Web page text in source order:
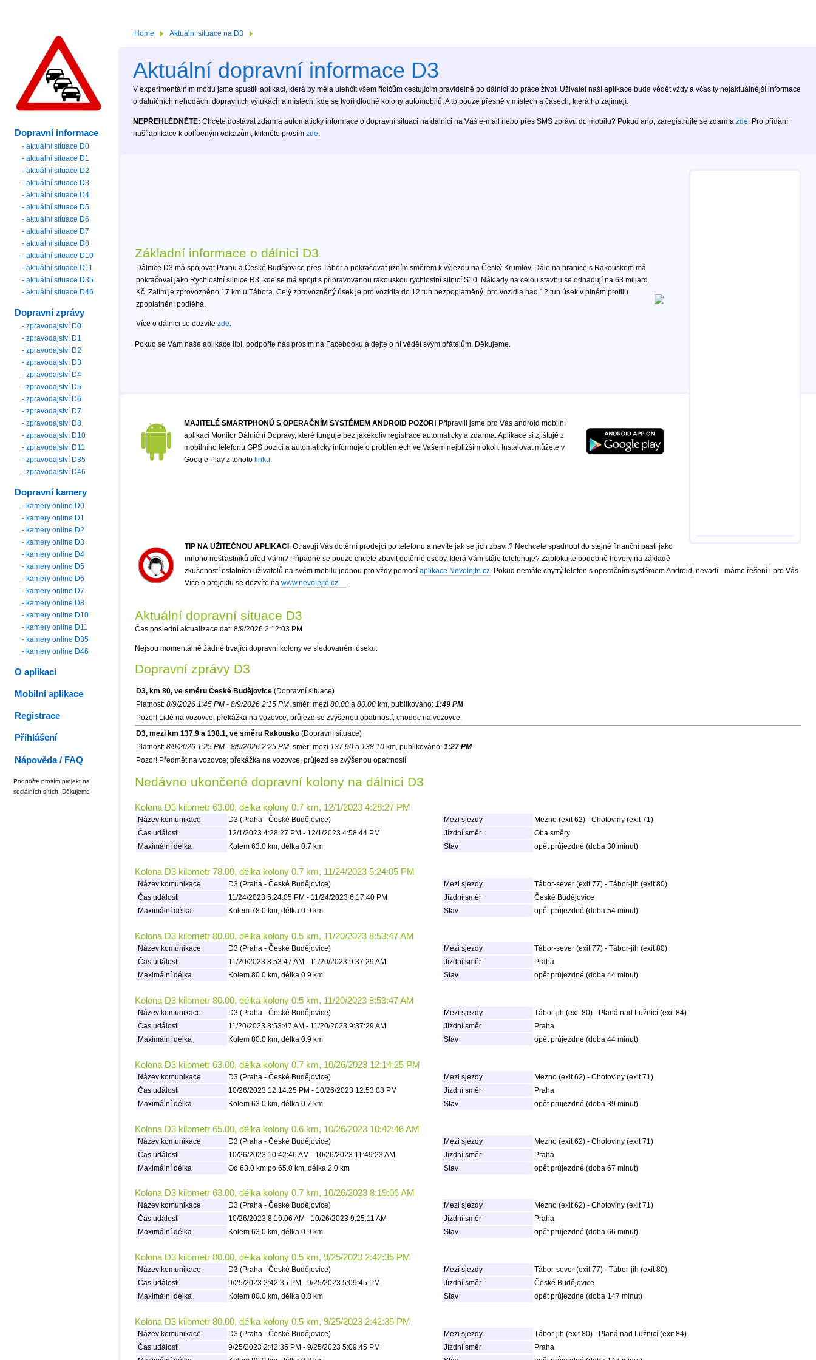
Home Aktuální situace na D3
Aktuální dopravní informace D3
V experimentálním módu jsme spustili aplikaci, která by měla ulehčit všem řidičům cestujícím pravidelně po dálnici do práce život. Uživatel naší aplikace bude vědět vždy a včas ty nejaktuálnější informace
o dálničních nehodách, dopravních výlukách a místech, kde se tvoří dlouhé kolony automobilů. A to pouze přesně v místech a časech, která ho zajímají.
NEPŘEHLÉDNĚTE: Chcete dostávat zdarma automaticky informace o dopravní situaci na dálnici na Váš e-mail nebo přes SMS zprávu do mobilu? Pokud ano, zaregistrujte se zdarma zde . Pro přidání
naší aplikace k oblíbeným odkazům, klikněte prosím zde
Základní informace o dálnici D3
Dálnice D3 má spojovat Prahu a České Budějovice přes Tábor a pokračovat jižním směrem k výjezdu na Český Krumlov. Dále na hranice s Rakouskem má
pokračovat jako Rychlostní silnice R3, kde se má spojit s připravovanou rakouskou rychlostní silnicí S10. Náklady na celou stavbu se odhadují na 63 miliard
Kč. Zatím je zprovozněno 17 km u Tábora. Celý zprovozněný úsek je pro vozidla do 12 tun nezpoplatněný, pro vozidla nad 12 tun úsek v plném profilu
zpoplatnění podléhá.
Více o dálnici se dozvíte zde.
Pokud se Vám naše aplikace líbí, podpořte nás prosím na Facebooku a dejte o ní vědět svým přátelům. Děkujeme.
MAJITELÉ SMARTPHONŮ S OPERAČNÍM SYSTÉMEM ANDROID POZOR! Připravili jsme pro Vás android mobilní
aplikaci Monitor Dálniční Dopravy, které funguje bez jakékoliv registrace automaticky a zdarma. Aplikace si zjištujě z
mobilního telefonu GPS pozici a automaticky informuje o problémech ve Vašem nejbližším okolí. Instalovat můžete v
Google Play z tohoto linku.
TIP NA UŽITEČNOU APLIKACI: Otravují Vás dotěrní prodejci po telefonu a nevíte jak se jich zbavit? Nechcete spadnout do stejné finanční pasti jako
mnoho nešťastníků před Vámi? Případně se pouze chcete zbavit dotěrné osoby, která Vám stále telefonuje? Zablokujte podobné hovory na základě
zkušeností ostatních uživatelů na svém mobilu jednou pro vždy pomocíaplikace Nevolejte.cz . Pokud nemáte chytrý telefon s operačním systémem Android, nevadí - máme řešení i pro Vás.
Více o projektu se dozvíte nawww.nevolejte.cz
Aktuální dopravní situace D3
Čas poslední aktualizace dat: 8/9/2026 2:12:03 PM
Nejsou momentálně žádné trvající dopravní kolony ve sledovaném úseku.
Dopravní zprávy D3
D3, km 80, ve směru České Budějovice(Dopravní situace)
Platnost: 8/9/2026 1:45 PM - 8/9/2026 2:15 PM, směr: mezi 80.00a 80.00km, publikováno: 1:49 PM
Pozor! Lidé na vozovce; překážka na vozovce, průjezd se zvýšenou opatrností; chodec na vozovce.
D3, mezi km 137.9 a 138.1, ve směru Rakousko(Dopravní situace)
Platnost: 8/9/2026 1:25 PM - 8/9/2026 2:25 PM, směr: mezi 137.90a 138.10km, publikováno: 1:27 PM
Pozor! Předmět na vozovce; překážka na vozovce, průjezd se zvýšenou opatrností
Nedávno ukončené dopravní kolony na dálnici D3
Kolona D3 kilometr 63.00, délka kolony 0.7 km, 12/1/2023 4:28:27 PM
Název komunikace D3 (Praha - České Budějovice) Mezi sjezdy
Mezno (exit 62) - Chotoviny (exit 71)
Čas události
12/1/2023 4:28:27 PM - 12/1/2023 4:58:44 PM Jízdní směr
Oba směry
Maximální délka
Kolem 63.0 km, délka 0.7 km Stav opět průjezdné (doba 30 minut)
Kolona D3 kilometr 78.00, délka kolony 0.7 km, 11/24/2023 5:24:05 PM
Název komunikace D3 (Praha - České Budějovice) Mezi sjezdy
Tábor-sever (exit 77) - Tábor-jih (exit 80)
Čas události
11/24/2023 5:24:05 PM - 11/24/2023 6:17:40 PM Jízdní směr
České Budějovice
Maximální délka
Kolem 78.0 km, délka 0.9 km Stav opět průjezdné (doba 54 minut)
Kolona D3 kilometr 80.00, délka kolony 0.5 km, 11/20/2023 8:53:47 AM
Název komunikace D3 (Praha - České Budějovice) Mezi sjezdy
Tábor-sever (exit 77) - Tábor-jih (exit 80)
Čas události
11/20/2023 8:53:47 AM - 11/20/2023 9:37:29 AM Jízdní směr
Praha
Maximální délka
Kolem 80.0 km, délka 0.9 km Stav opět průjezdné (doba 44 minut)
Kolona D3 kilometr 80.00, délka kolony 0.5 km, 11/20/2023 8:53:47 AM
Název komunikace D3 (Praha - České Budějovice) Mezi sjezdy
Tábor-jih (exit 80) - Planá nad Lužnicí (exit 84)
Čas události
11/20/2023 8:53:47 AM - 11/20/2023 9:37:29 AM Jízdní směr
Praha
Maximální délka
Kolem 80.0 km, délka 0.9 km Stav opět průjezdné (doba 44 minut)
Kolona D3 kilometr 63.00, délka kolony 0.7 km, 10/26/2023 12:14:25 PM
Název komunikace D3 (Praha - České Budějovice) Mezi sjezdy
Mezno (exit 62) - Chotoviny (exit 71)
Čas události
10/26/2023 12:14:25 PM - 10/26/2023 12:53:08 PM Jízdní směr
Praha
Maximální délka
Kolem 63.0 km, délka 0.7 km Stav opět průjezdné (doba 39 minut)
Kolona D3 kilometr 65.00, délka kolony 0.6 km, 10/26/2023 10:42:46 AM
Název komunikace D3 (Praha - České Budějovice) Mezi sjezdy
Mezno (exit 62) - Chotoviny (exit 71)
Čas události
10/26/2023 10:42:46 AM - 10/26/2023 11:49:23 AM Jízdní směr
Praha
Maximální délka
Od 63.0 km po 65.0 km, délka 2.0 km Stav opět průjezdné (doba 67 minut)
Kolona D3 kilometr 63.00, délka kolony 0.7 km, 10/26/2023 8:19:06 AM
Název komunikace D3 (Praha - České Budějovice) Mezi sjezdy
Mezno (exit 62) - Chotoviny (exit 71)
Čas události
10/26/2023 8:19:06 AM - 10/26/2023 9:25:11 AM Jízdní směr
Praha
Maximální délka
Kolem 63.0 km, délka 0.9 km Stav opět průjezdné (doba 66 minut)
Kolona D3 kilometr 80.00, délka kolony 0.5 km, 9/25/2023 2:42:35 PM
Název komunikace D3 (Praha - České Budějovice) Mezi sjezdy
Tábor-sever (exit 77) - Tábor-jih (exit 80)
Čas události
9/25/2023 2:42:35 PM - 9/25/2023 5:09:45 PM Jízdní směr
České Budějovice
Maximální délka
Kolem 80.0 km, délka 0.8 km Stav opět průjezdné (doba 147 minut)
Kolona D3 kilometr 80.00, délka kolony 0.5 km, 9/25/2023 2:42:35 PM
Název komunikace D3 (Praha - České Budějovice) Mezi sjezdy
Tábor-jih (exit 80) - Planá nad Lužnicí (exit 84)
Čas události
9/25/2023 2:42:35 PM - 9/25/2023 5:09:45 PM Jízdní směr
Praha
Dopravní informace
- aktuální situace D0
- aktuální situace D1
- aktuální situace D2
- aktuální situace D3
- aktuální situace D4
- aktuální situace D5
- aktuální situace D6
- aktuální situace D7
- aktuální situace D8
- aktuální situace D10
- aktuální situace D11
- aktuální situace D35
- aktuální situace D46
Dopravní zprávy
- zpravodajství D0
- zpravodajství D1
- zpravodajství D2
- zpravodajství D3
- zpravodajství D4
- zpravodajství D5
- zpravodajství D6
- zpravodajství D7
- zpravodajství D8
- zpravodajství D10
- zpravodajství D11
- zpravodajství D35
- zpravodajství D46
Dopravní kamery
- kamery online D0
- kamery online D1
- kamery online D2
- kamery online D3
- kamery online D4
- kamery online D5
- kamery online D6
- kamery online D7
- kamery online D8
- kamery online D10
- kamery online D11
- kamery online D35
- kamery online D46
O aplikaci
Mobilní aplikace
Registrace
Přihlášení
Nápověda / FAQ
Podpořte prosím projekt na
sociálních sítích. Děkujeme